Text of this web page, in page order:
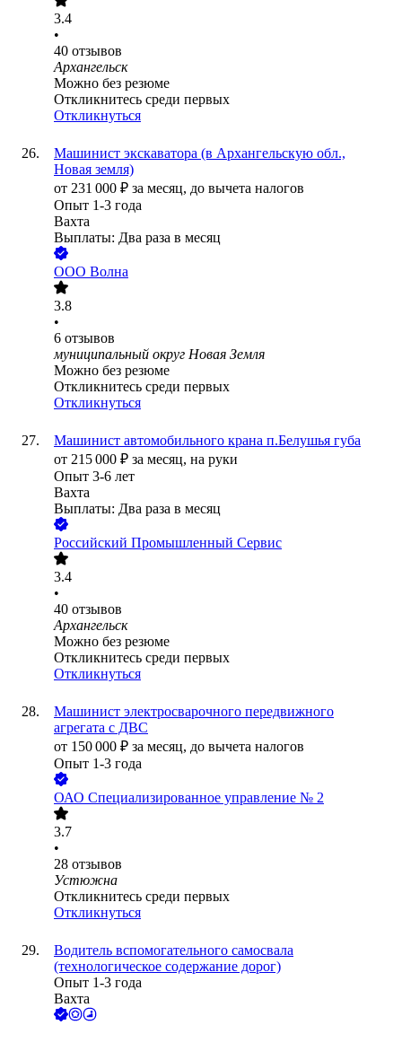
3.4
•
40 отзывов
Архангельск
Можно без резюме
Откликнитесь среди первых
Откликнуться
Машинист экскаватора (в Архангельскую обл.,
Новая земля)
от 231 000 ₽ за месяц, до вычета налогов
Опыт 1-3 года
Вахта
Выплаты: Два раза в месяц
ООО Волна
3.8
•
6 отзывов
муниципальный округ Новая Земля
Можно без резюме
Откликнитесь среди первых
Откликнуться
Машинист автомобильного крана п.Белушья губа
от 215 000 ₽ за месяц, на руки
Опыт 3-6 лет
Вахта
Выплаты: Два раза в месяц
Российский Промышленный Сервис
3.4
•
40 отзывов
Архангельск
Можно без резюме
Откликнитесь среди первых
Откликнуться
Машинист электросварочного передвижного
агрегата с ДВС
от 150 000 ₽ за месяц, до вычета налогов
Опыт 1-3 года
ОАО Специализированное управление № 2
3.7
•
28 отзывов
Устюжна
Откликнитесь среди первых
Откликнуться
Водитель вспомогательного самосвала
(технологическое содержание дорог)
Опыт 1-3 года
Вахта